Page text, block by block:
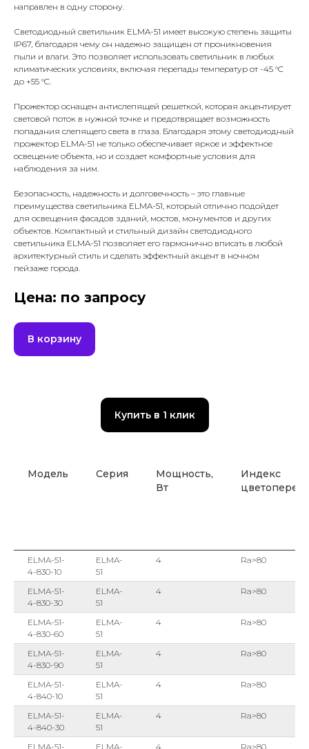
направлен в одну сторону.
Светодиодный светильник ELMA-51 имеет высокую степень защиты
IP67, благодаря чему он надежно защищен от проникновения
пыли и влаги. Это позволяет использовать светильник в любых
климатических условиях, включая перепады температур от -45 °C
до +55 °C.
Прожектор оснащен антислепящей решеткой, которая акцентирует
световой поток в нужной точке и предотвращает возможность
попадания слепящего света в глаза. Благодаря этому светодиодный
прожектор ELMA-51 не только обеспечивает яркое и эффектное
освещение объекта, но и создает комфортные условия для
наблюдения за ним.
Безопасность, надежность и долговечность – это главные
преимущества светильника ELMA-51, который отлично подойдет
для освещения фасадов зданий, мостов, монументов и других
объектов. Компактный и стильный дизайн светодиодного
светильника ELMA-51 позволяет его гармонично вписать в любой
архитектурный стиль и сделать эффектный акцент в ночном
пейзаже города.
Цена: по запросу
В корзину
Купить в 1 клик
Модель Серия
Мощность,
Вт
Индекс
ELMA-51-
4-830-10
ELMA-
51
4 Ra>80
ELMA-51-
4-830-30
ELMA-
51
4 Ra>80
ELMA-51-
4-830-60
ELMA-
51
4 Ra>80
ELMA-51-
4-830-90
ELMA-
51
4 Ra>80
ELMA-51-
4-840-10
ELMA-
51
4 Ra>80
ELMA-51-
4-840-30
ELMA-
51
4 Ra>80
ELMA-51- ELMA- 4 Ra>80